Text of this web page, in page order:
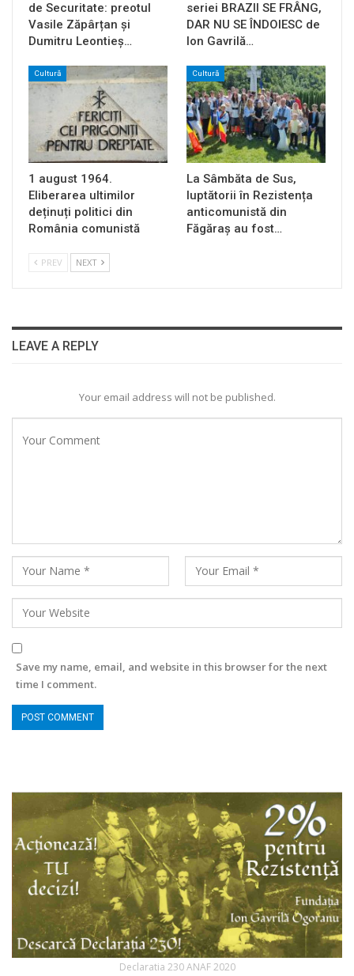
de Securitate: preotul
Vasile Zăpârțan și
Dumitru Leontieș…
seriei BRAZII SE FRÂNG,
DAR NU SE ÎNDOIESC de
Ion Gavrilă…
Cultură
1 august 1964.
Eliberarea ultimilor
deținuți politici din
România comunistă
Cultură
La Sâmbăta de Sus,
luptătorii în Rezistența
anticomunistă din
Făgăraș au fost…
PREV NEXT
LEAVE A REPLY
Your email address will not be published.
Save my name, email, and website in this browser for the next
time I comment.
Declaratia 230 ANAF 2020